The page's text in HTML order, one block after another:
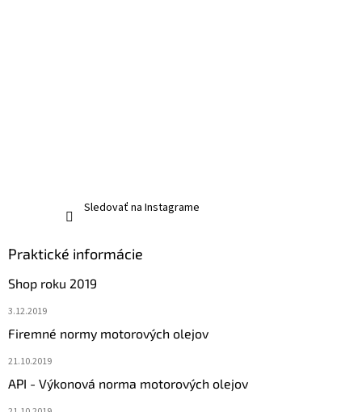
Sledovať na Instagrame
Praktické informácie
Shop roku 2019
3.12.2019
Firemné normy motorových olejov
21.10.2019
API - Výkonová norma motorových olejov